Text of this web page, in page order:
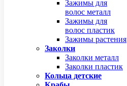
Зажимы для
волос металл
Зажимы для
волос пластик
Зажимы растения
Заколки
Заколки металл
Заколки пластик
Кольца детские